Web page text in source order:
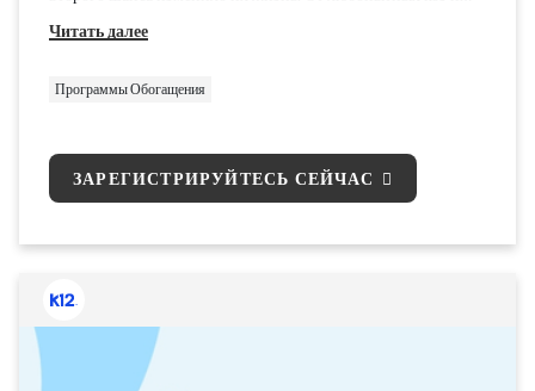
каждого обитателя приюта есть своя уникальная история о
Читать далее
Программы Обогащения
ЗАРЕГИСТРИРУЙТЕСЬ СЕЙЧАС